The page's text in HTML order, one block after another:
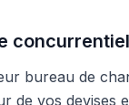
concurrentiel
bureau de
de vos